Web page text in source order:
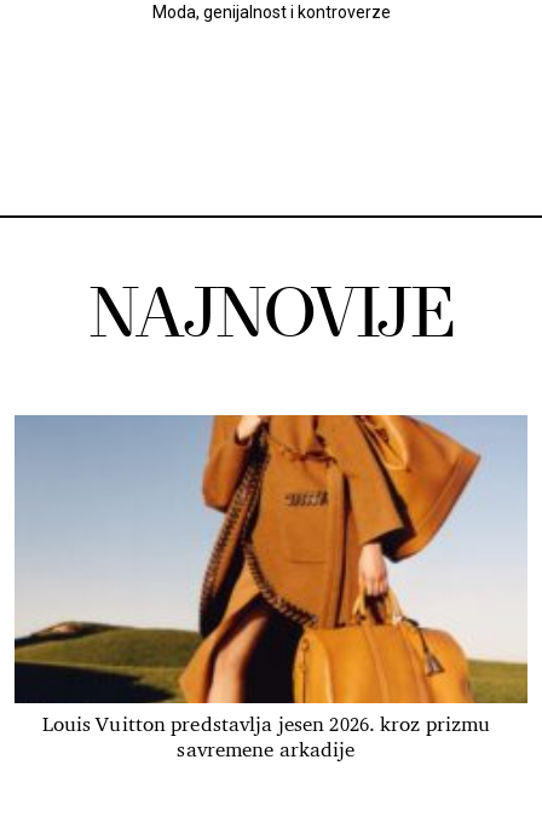
Moda, genijalnost i kontroverze
NAJNOVIJE
Louis Vuitton predstavlja jesen 2026. kroz prizmu
savremene arkadije